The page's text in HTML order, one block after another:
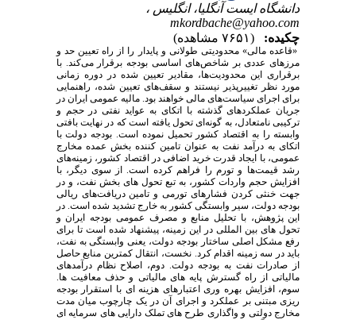
دانشگاه ایست آنگلیا، انگلیس ،
mkordbache@yahoo.com
چکیده:
(۷۶۵۱ مشاهده)
«قاعده مالی» محدودیتی طولانی و پایدار را از راه تعیین حد و
مرزهای عددی بر شاخص‌های اساسی بودجه برقرار می‌کند. با
برقراری این محدودیت‌ها، مقادیر تعیین‏ شده در دوره زمانی
مورد نظر تغییرپذیر نیستند و سقف‌های تعیین‏ شده، راهنمایی
برای اجرای سیاست‌های مالی خواهند بود. مالیه عمومی ایران در
جریان عملکردهای گذشته با اتکای به عواید نفتی در حجم و
ترکیبی نامتعادل، به‏ گونه‌ای تحول یافته است که در نهایت بافتی
وابسته را به اقتصاد کشور تحمیل نموده است. بودجه دولت با
اتکای به درآمد نفت به عنوان تامین‏ کننده بخش عمده مخارج
عمومی، با ایجاد قدرت خرید اضافی در اقتصاد کشور، زمینه‌های
رشد قیمت‌ها و تورم را فراهم کرده است. از سوی دیگر، با
افزایش حجم واردات کشور، به تبع تحول‏ های بخش نفت، و در
جهت خنثی‏ کردن فشارهای تورمی و تامین دریافت‌های ریالی
بودجه دولت، سیر وابستگی کشور به خارج تشدید شده است. در
این پژوهش، با تحلیل منابع و مصرف عمومی بودجه ایران و
تحول‏ های بین‏ المللی در این زمینه، پیشنهاد شده است تا برای
رفع مشکل اصلی ساختار بودجه دولت، یعنی وابستگی به نفت،
باید در سه زمینه اقدام کرد. نخست، انتقال کم‏ترین منابع حاصل
از صادرات نفت به بودجه دولت. دوم، اصلاح نظام درآمدهای
مالیاتی از راه گسترش پایه‏ های مالیاتی و حذف معافیت‏ ها.
سوم، افزایش بهره‏ وری اعتبارهای هزینه‏ ای با استقرار بودجه
‏ریزی مبتنی بر عملکرد و اجرای آن در یک چارچوب میان‏ مدت
مخارج دولتی و واگذاری طرح‏ های تملک دارایی‏ های سرمایه‏ ای